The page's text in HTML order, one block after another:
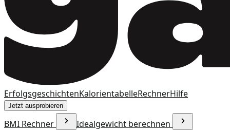
ErfolgsgeschichtenKalorientabelleRechnerHilfe
Jetzt ausprobieren
BMI Rechner
Idealgewicht berechnen